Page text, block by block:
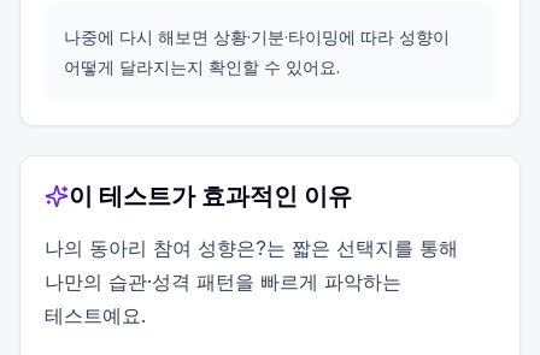
나중에 다시 해보면 상황·기분·타이밍에 따라 성향이
어떻게 달라지는지 확인할 수 있어요.
이 테스트가 효과적인 이유
나의 동아리 참여 성향은?는 짧은 선택지를 통해
나만의 습관·성격 패턴을 빠르게 파악하는
테스트예요.